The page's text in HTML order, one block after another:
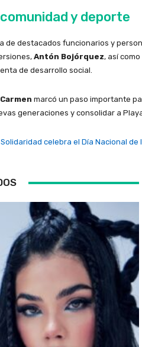
y deporte
de destacados funcionarios y
Antón Bojórquez, así
de desarrollo social.
marcó un paso importante
generaciones y consolidar a
Solidaridad celebra el Día Nacional de